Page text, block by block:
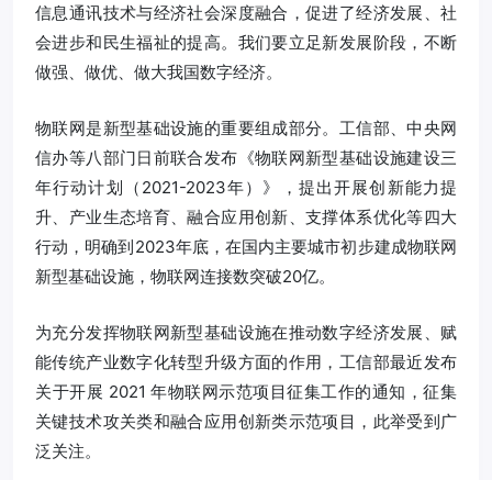
信息通讯技术与经济社会深度融合，促进了经济发展、社
会进步和民生福祉的提高。我们要立足新发展阶段，不断
做强、做优、做大我国数字经济。
物联网是新型基础设施的重要组成部分。工信部、中央网
信办等八部门日前联合发布《物联网新型基础设施建设三
年行动计划（2021-2023年）》，提出开展创新能力提
升、产业生态培育、融合应用创新、支撑体系优化等四大
行动，明确到2023年底，在国内主要城市初步建成物联网
新型基础设施，物联网连接数突破20亿。
为充分发挥物联网新型基础设施在推动数字经济发展、赋
能传统产业数字化转型升级方面的作用，工信部最近发布
关于开展 2021 年物联网示范项目征集工作的通知，征集
关键技术攻关类和融合应用创新类示范项目，此举受到广
泛关注。